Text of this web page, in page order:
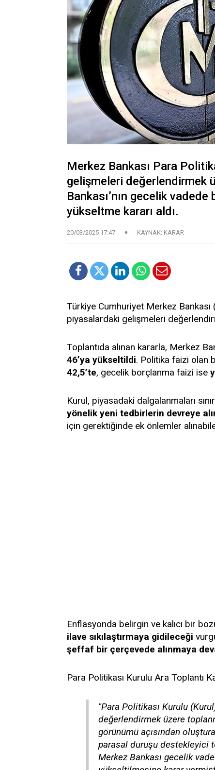
Merkez Bankası Para
gelişmeleri değerlendirmek
Bankası’nın gecelik
yükseltme kararı aldı.
20/03/2025 17:47 KAYNAK: KARAR
Türkiye Cumhuriyet Merkez
piyasalardaki gelişmeleri
Toplantıda alınan kararla, Merkez
46’ya yükseltildi. Politika faizi olan
42,5’te, gecelik borçlanma faizi ise
Kurul, piyasadaki dalgalanmaları
yönelik yeni tedbirlerin devreye
için gerektiğinde ek önlemler
Enflasyonda belirgin ve kalıcı bir
ilave sıkılaştırmaya gidileceği
şeffaf bir çerçevede alınmaya
Para Politikası Kurulu Ara Toplantı
"Para Politikası Kurulu
değerlendirmek üzere
görünümü açısından
parasal duruşu destekleyici
Merkez Bankası gecelik